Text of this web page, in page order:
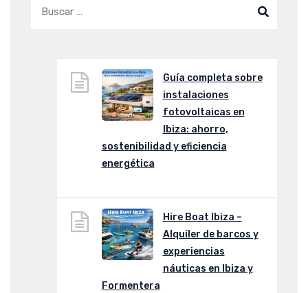
Guía completa sobre
instalaciones
fotovoltaicas en
Ibiza: ahorro,
sostenibilidad y eficiencia
energética
Hire Boat Ibiza –
Alquiler de barcos y
experiencias
náuticas en Ibiza y
Formentera